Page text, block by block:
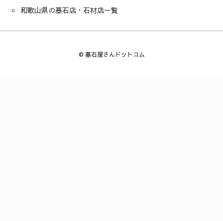
和歌山県の墓石店・石材店一覧
© 墓石屋さんドットコム